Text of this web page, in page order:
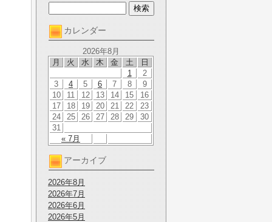
カレンダー
2026年8月
月
火 水 木 金 土 日
« 7月
1
2
3
4 5 6 7 8
9
10
11 12 13 14 15
16
17
18 19 20 21 22
23
24
25 26 27 28 29
30
31
アーカイブ
2026年8月
2026年7月
2026年6月
2026年5月